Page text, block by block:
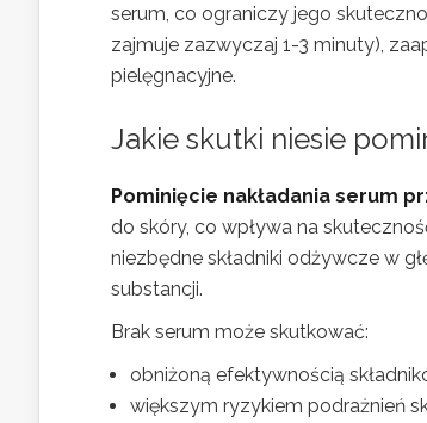
serum, co ograniczy jego
zajmuje zazwyczaj 1-3 minuty),
pielęgnacyjne.
Jakie skutki niesie
Pominięcie nakładania serum
do skóry, co wpływa na
niezbędne składniki odżywcze w
substancji.
Brak serum może skutkować:
obniżoną efektywnością
większym ryzykiem podrażnień